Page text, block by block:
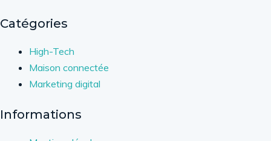
Catégories
High-Tech
Maison connectée
Marketing digital
Informations